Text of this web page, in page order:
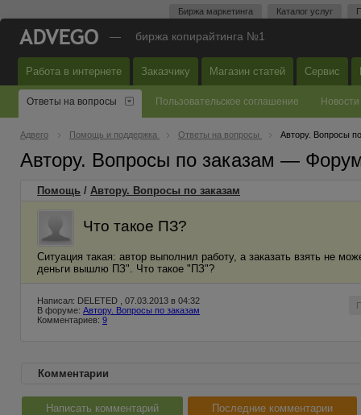
Биржа маркетинга Каталог услуг
— биржа копирайтинга №1
Работа в интернете Заказчику Магазин статей Сервис
Ответы на вопросы Пользовательское соглашение Новости
Адвего Помощь и поддержка Ответы на вопросы Автору. Вопросы
Автору. Вопросы по заказам —
Помощь / Автору. Вопросы по заказам
Что такое ПЗ?
Ситуация такая: автор выполнил работу, а заказать взять не
деньги вышлю ПЗ". Что такое "ПЗ"?
Написал: DELETED , 07.03.2013 в 04:32
В форуме: Автору. Вопросы по заказам
Комментариев: 9
Комментарии
Написать комментарий Последние комментарии